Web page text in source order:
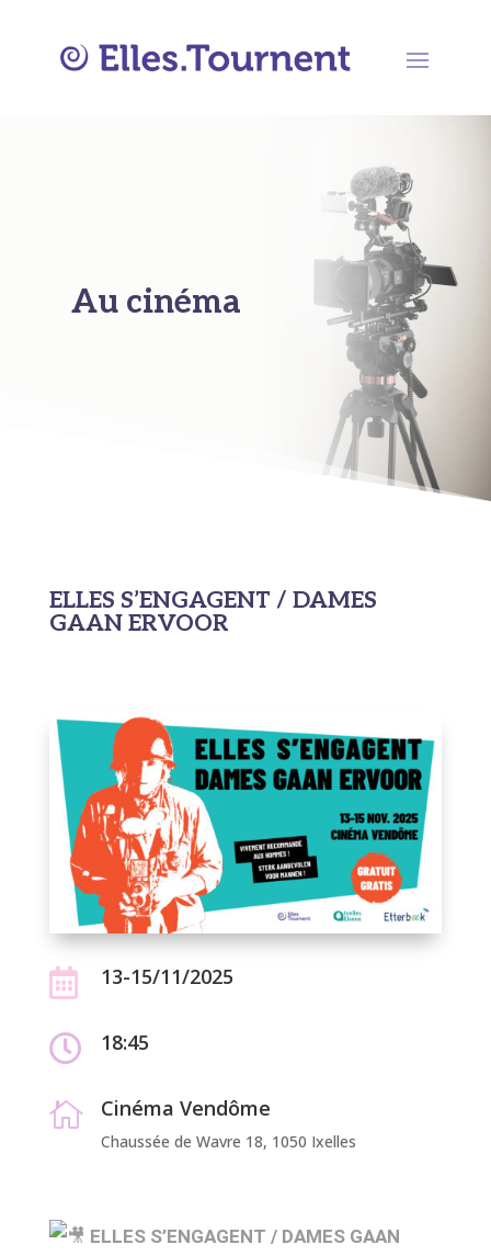
Au cinéma
ELLES S’ENGAGENT / DAMES
GAAN ERVOOR
 13-15/11/2025
 18:45
 Cinéma Vendôme
Chaussée de Wavre 18, 1050 Ixelles
ELLES S’ENGAGENT / DAMES GAAN